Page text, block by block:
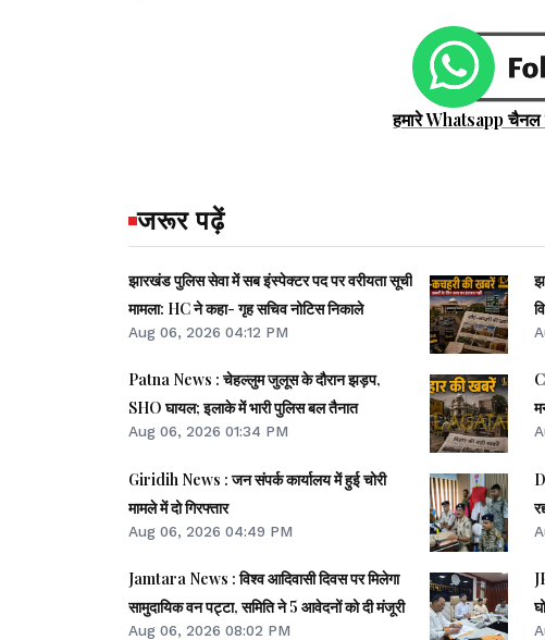
हमारे Whatsapp
जरूर पढ़ें
झारखंड पुलिस सेवा में सब इंस्पेक्टर पद पर वरीयता सूची
मामला: HC ने कहा- गृह सचिव नोटिस निकाले
Aug 06, 2026 04:12 PM
Patna News : चेहल्लुम जुलूस के दौरान झड़प,
SHO घायल; इलाके में भारी पुलिस बल तैनात
Aug 06, 2026 01:34 PM
Giridih News : जन संपर्क कार्यालय में हुई चोरी
मामले में दो गिरफ्तार
Aug 06, 2026 04:49 PM
Jamtara News : विश्व आदिवासी दिवस पर मिलेगा
सामुदायिक वन पट्टा, समिति ने 5 आवेदनों को दी मंजूरी
Aug 06, 2026 08:02 PM